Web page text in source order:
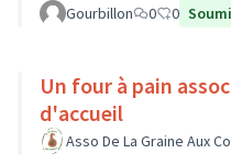
Gourbillon 0 0
Un four à pain
d'accueil
Asso De La Graine Aux